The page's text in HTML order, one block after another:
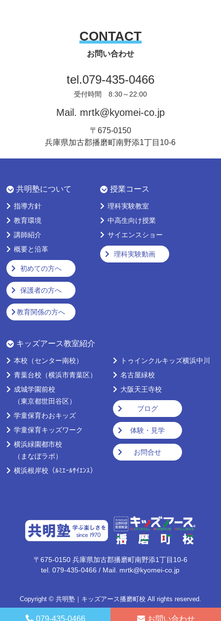
079-435-0466 お問い合わせ
CONTACT
お問い合わせ
tel.079-435-0466
受付時間 8:30～22:00
Mail. mrtk@kyomei-co.jp
〒675-0150
兵庫県加古郡播磨町南野添1丁目10-6
共明塾について
指導方針
教育環境
講師紹介
概要と沿革
初めての方へ
保護者の方へ
教育関係の方へ
授業コース
理科実験教室
中高生向け授業
サイエンスショー
理科実験動画
キッズアース教室紹介
本校 （センター南校）
青葉台校 （横浜市青葉区）
成城学園前校
（東京都世田谷区）
学童保育わおキッズ
学童保育キッズワーク
横浜緑園都市校
（まなぼラボ）
横浜根岸校 （ﾙﾐｴｰﾙｻｲｴﾝｽ）
トゥインクルキッズ横浜中川
名古屋緑校
大阪天王寺校
ブログ
体験・見学
お問合せ
〒675-0150 兵庫県加古郡播磨町南野添1丁目10-6
tel.079-435-0466 / Mail. mrtk@kyomei-co.jp
Copyright © 共明塾｜キッズアース播磨町校 All rights reserved.